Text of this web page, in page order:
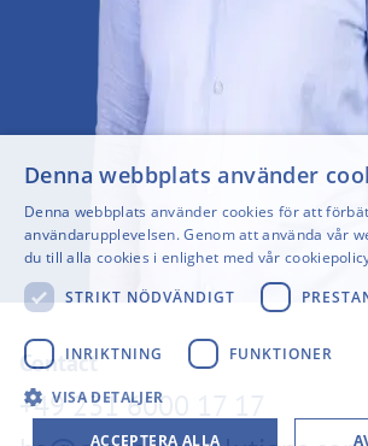
Contact
+49 231 6000 17 17
Denna webbplats använder
Denna webbplats använder cookies för att
användarupplevelsen. Genom att använda vår
du till alla cookies i enlighet med vår
STRIKT NÖDVÄNDIGT
INRIKTNING FUNKTIONER
VISA DETALJER
ACCEPTERA ALLA